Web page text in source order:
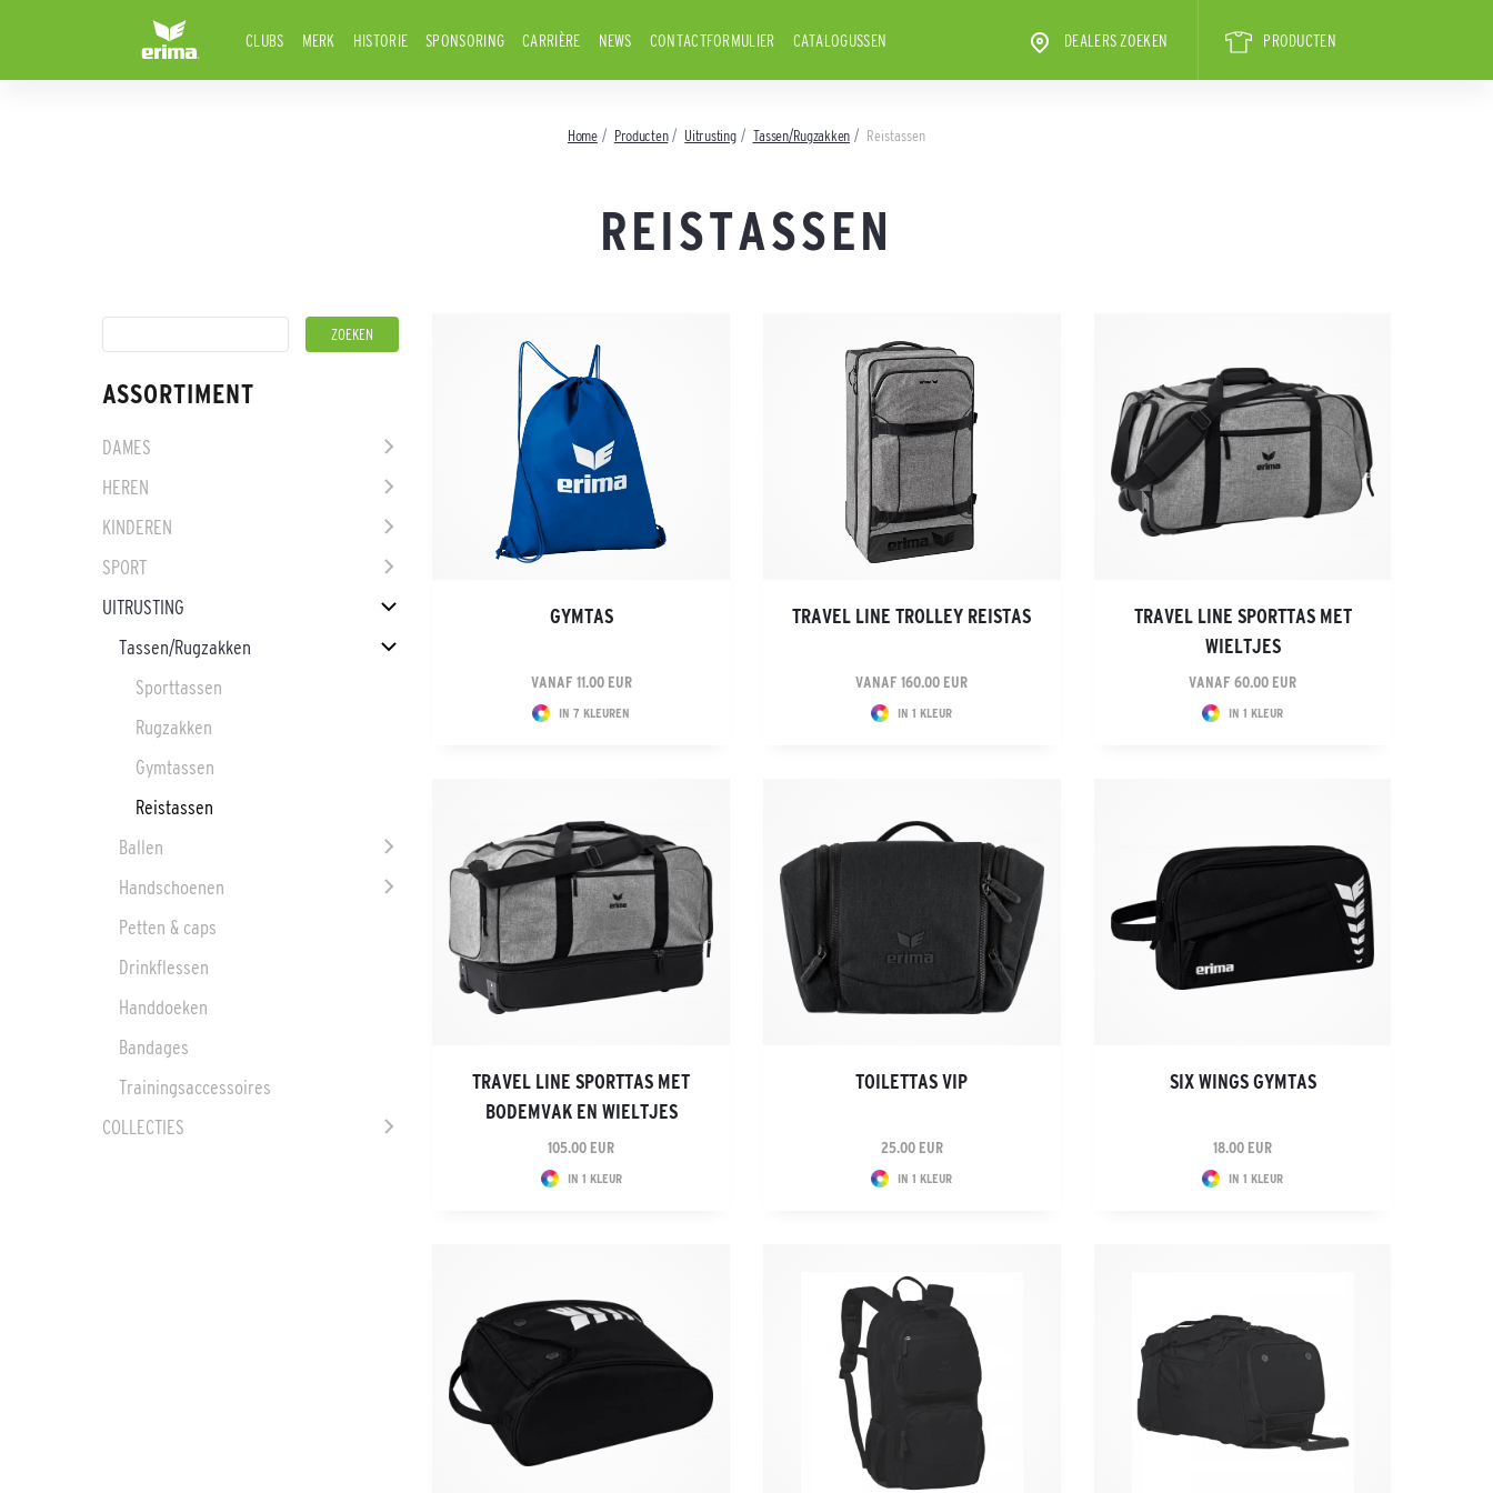
CLUBS MERK HISTORIE SPONSORING CARRIÈRE NEWS CONTACTFORMULIER CATALOGUSSEN DEALERS ZOEKEN PRODUCTEN
Home Producten Uitrusting Tassen/Rugzakken Reistassen
REISTASSEN
ASSORTIMENT
DAMES
HEREN
KINDEREN
SPORT
UITRUSTING
Tassen/Rugzakken
Sporttassen
Rugzakken
Gymtassen
Reistassen
Ballen
Handschoenen
Petten & caps
Drinkflessen
Handdoeken
Bandages
Trainingsaccessoires
COLLECTIES
GYMTAS
VANAF 11.00 EUR
IN 7 KLEUREN
TRAVEL LINE TROLLEY REISTAS
VANAF 160.00 EUR
IN 1 KLEUR
TRAVEL LINE SPORTTAS MET
WIELTJES
VANAF 60.00 EUR
IN 1 KLEUR
TRAVEL LINE SPORTTAS MET
BODEMVAK EN WIELTJES
105.00 EUR
IN 1 KLEUR
TOILETTAS VIP
25.00 EUR
IN 1 KLEUR
SIX WINGS GYMTAS
18.00 EUR
IN 1 KLEUR